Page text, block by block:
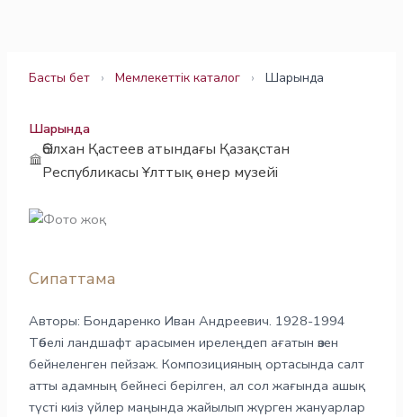
Басты бет › Мемлекеттік каталог › Шарында
Шарында
Әбілхан Қастеев атындағы Қазақстан
Республикасы Ұлттық өнер музейі
Сипаттама
Авторы: Бондаренко Иван Андреевич. 1928-1994
Төбелі ландшафт арасымен ирелеңдеп ағатын өзен
бейнеленген пейзаж. Композицияның ортасында салт
атты адамның бейнесі берілген, ал сол жағында ашық
түсті киіз үйлер маңында жайылып жүрген жануарлар